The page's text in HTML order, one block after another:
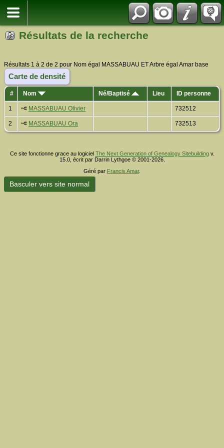
Résultats de la recherche
Résultats 1 à 2 de 2 pour Nom égal MASSABUAU ET Arbre égal Amar base
Carte de densité
# Nom Né/Baptisé Lieu ID personne
1 MASSABUAU Olivier 732512
2 MASSABUAU Ora 732513
Ce site fonctionne grace au logiciel The Next Generation of Genealogy Sitebuildingv.
15.0, écrit par Darrin Lythgoe © 2001-2026.
Géré par Francis Amar.
Basculer vers site normal